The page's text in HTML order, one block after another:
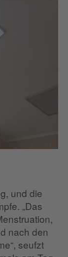
und die
„Das
nach den
seufzt